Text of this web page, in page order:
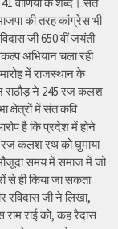
की तरह कांग्रेस भी
जी 650 वीं जयंती
अभियान चला रही
में राजस्थान के
राठौड़ ने 245 रज कलश
क्षेत्रों में संत कवि
है कि प्रदेश में होने
रज कलश रथ को घुमाया
समय में समाज में जो
से ही किया जा सकता
रविदास जी ने लिखा,
राई को, कह रैदास